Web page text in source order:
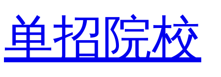
单招院校